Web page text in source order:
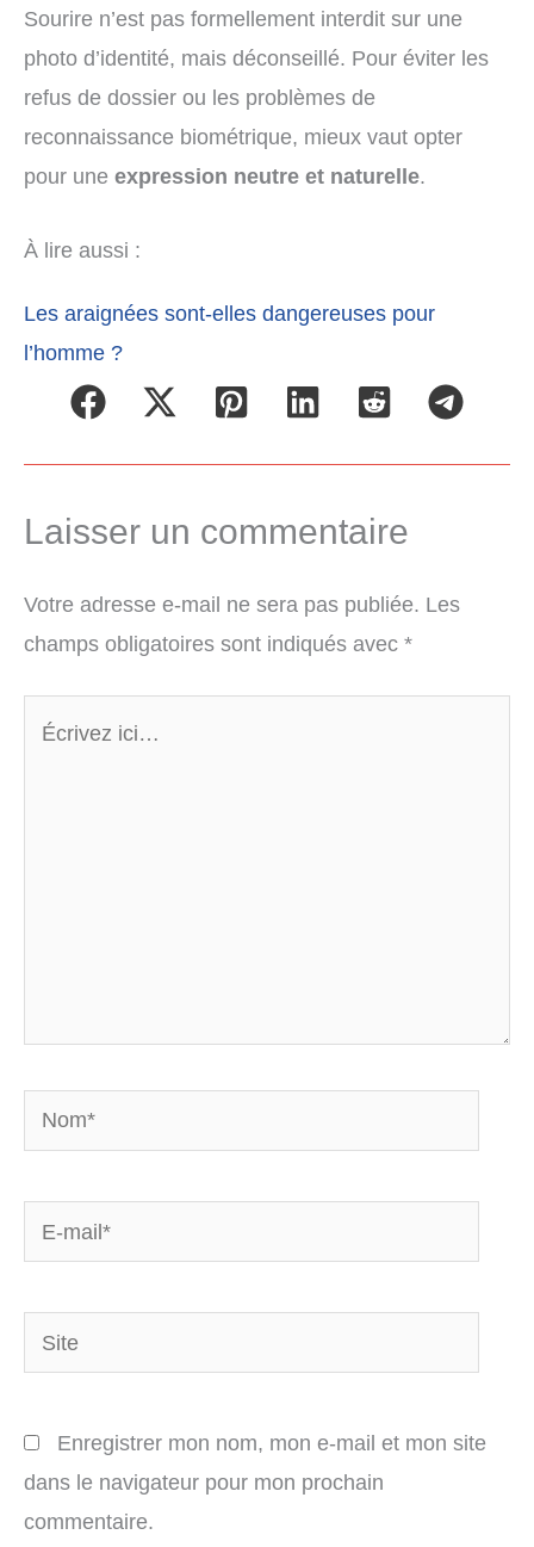
Sourire n’est pas formellement interdit sur une
photo d’identité, mais déconseillé. Pour éviter les
refus de dossier ou les problèmes de
reconnaissance biométrique, mieux vaut opter
pour une expression neutre et naturelle.
À lire aussi :
Les araignées sont-elles dangereuses pour
l’homme ?
Laisser un commentaire
Votre adresse e-mail ne sera pas publiée. Les
champs obligatoires sont indiqués avec *
Nom*
E-
mail*
Site
Enregistrer mon nom, mon e-mail et mon site
dans le navigateur pour mon prochain
commentaire.